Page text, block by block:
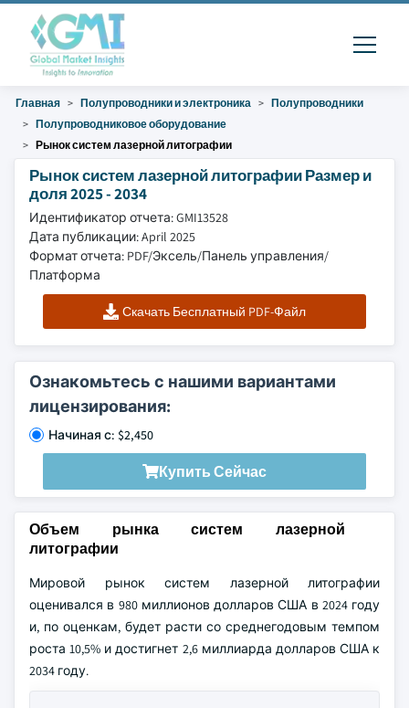
Главная Полупроводники и электроника
Полупроводники
Полупроводниковое оборудование
Рынок систем лазерной литографии
Рынок систем лазерной литографии Размер и
доля 2025 - 2034
Идентификатор отчета: GMI13528
Дата публикации: April 2025
Формат отчета: PDF/Эксель/Панель управления/
Платформа
Скачать Бесплатный PDF-Файл
Ознакомьтесь с нашими вариантами
лицензирования:
Начиная с: $2,450
Купить Сейчас
Объем рынка систем лазерной
литографии
Мировой рынок систем лазерной литографии
оценивался в 980 миллионов долларов США в 2024 году
и, по оценкам, будет расти со среднегодовым темпом
роста 10,5% и достигнет 2,6 миллиарда долларов США к
2034 году.